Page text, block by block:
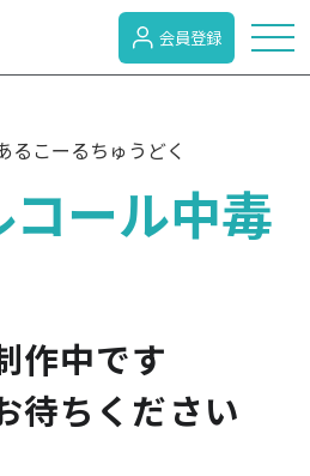
会員登録
るこーるちゅうどく
ール中毒
作中です
待ちください